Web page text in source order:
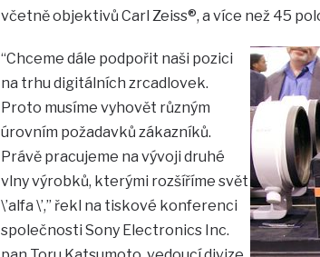
včetně objektivů Carl Zeiss®, a více než 45
“Chceme dále podpořit naši pozici
na trhu digitálních zrcadlovek.
Proto musíme vyhovět různým
úrovním požadavků zákazníků.
Právě pracujeme na vývoji druhé
vlny výrobků, kterými rozšíříme svět
\’alfa \’,” řekl na tiskové konferenci
společnosti Sony Electronics Inc.